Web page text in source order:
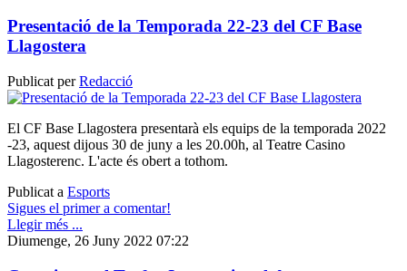
Presentació de la Temporada 22-23 del CF Base
Llagostera
Publicat perRedacció
El CF Base Llagostera presentarà els equips de la temporada 2022
-23, aquest dijous 30 de juny a les 20.00h, al Teatre Casino
Llagosterenc. L'acte és obert a tothom.
Publicat a Esports
Sigues el primer a comentar!
Llegir més ...
Diumenge, 26 Juny 2022 07:22